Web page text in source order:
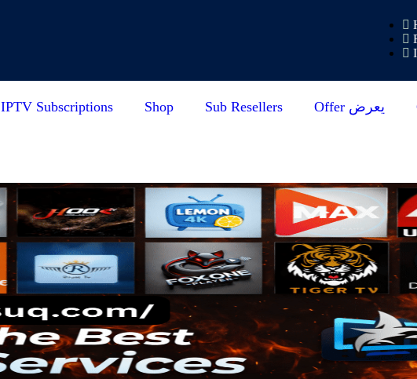
IPTV Subscriptions Shop Sub Resellers Offer يعرض